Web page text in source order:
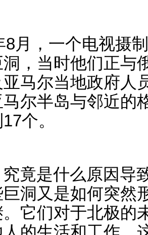
8月，一个电视摄
，当时他们正与
马尔当地政府人
尔半岛与邻近的
个。
竟是什么原因导
洞又是如何突然
它们对于北极的